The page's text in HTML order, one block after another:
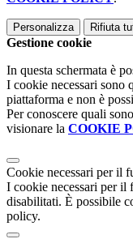
Personalizza Rifiuta
Gestione cookie
In questa schermata è
I cookie necessari sono
piattaforma e non è
Per conoscere quali
visionare la COOKIE
Cookie necessari per il
I cookie necessari per il
disabilitati. È possibile
policy.